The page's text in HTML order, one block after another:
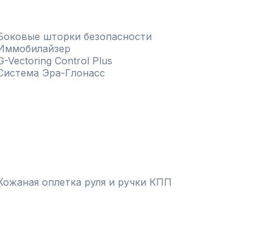
шторки безопасности
Vectoring Control Plus
Эра-Глонасс
оплетка руля и ручки КПП